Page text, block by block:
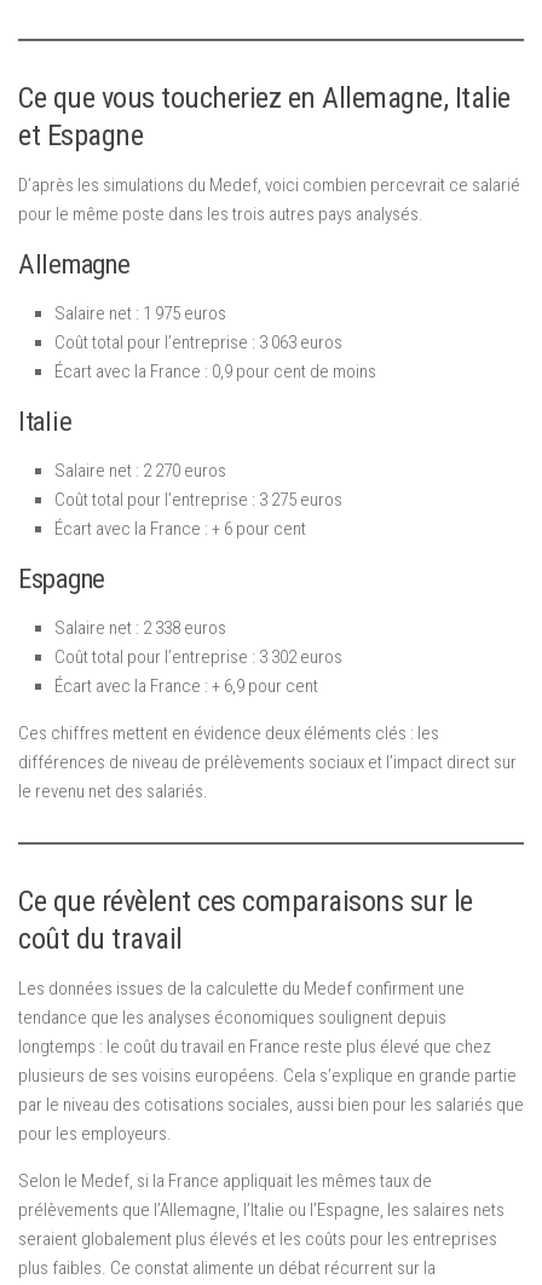
Ce que vous toucheriez en Allemagne, Italie
et Espagne
D’après les simulations du Medef, voici combien percevrait ce salarié
pour le même poste dans les trois autres pays analysés.
Allemagne
Salaire net : 1 975 euros
Coût total pour l’entreprise : 3 063 euros
Écart avec la France : 0,9 pour cent de moins
Italie
Salaire net : 2 270 euros
Coût total pour l’entreprise : 3 275 euros
Écart avec la France : + 6 pour cent
Espagne
Salaire net : 2 338 euros
Coût total pour l’entreprise : 3 302 euros
Écart avec la France : + 6,9 pour cent
Ces chiffres mettent en évidence deux éléments clés : les
différences de niveau de prélèvements sociaux et l’impact direct sur
le revenu net des salariés.
Ce que révèlent ces comparaisons sur le
coût du travail
Les données issues de la calculette du Medef confirment une
tendance que les analyses économiques soulignent depuis
longtemps : le coût du travail en France reste plus élevé que chez
plusieurs de ses voisins européens. Cela s’explique en grande partie
par le niveau des cotisations sociales, aussi bien pour les salariés que
pour les employeurs.
Selon le Medef, si la France appliquait les mêmes taux de
prélèvements que l’Allemagne, l’Italie ou l’Espagne, les salaires nets
seraient globalement plus élevés et les coûts pour les entreprises
plus faibles. Ce constat alimente un débat récurrent sur la